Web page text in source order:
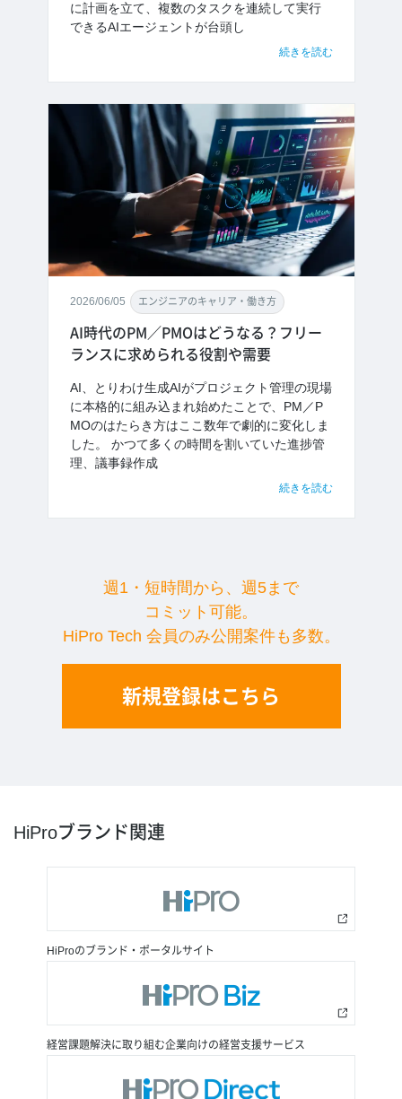
に計画を立て、複数のタスクを連続して実行
できるAIエージェントが台頭し
続きを読む
2026/06/05 エンジニアのキャリア・働き方
AI時代のPM／PMOはどうなる？フリー
ランスに求められる役割や需要
AI、とりわけ生成AIがプロジェクト管理の現場
に本格的に組み込まれ始めたことで、PM／P
MOのはたらき方はここ数年で劇的に変化しま
した。 かつて多くの時間を割いていた進捗管
理、議事録作成
続きを読む
週1・短時間から、週5まで
コミット可能。
HiPro Tech 会員のみ公開案件も多数。
新規登録はこちら
HiProブランド関連
HiProのブランド・ポータルサイト
経営課題解決に取り組む企業向けの経営支援サービス